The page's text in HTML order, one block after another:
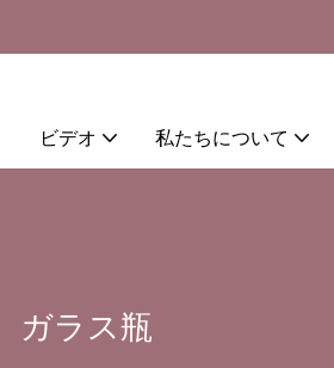
ビデオ 私たちについて
ガラス瓶